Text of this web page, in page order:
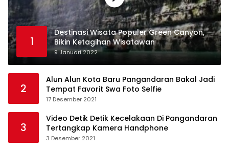
1
Destinasi Wisata Populer Green Canyon,
Bikin Ketagihan Wisatawan
9 Januari 2022
2
Alun Alun Kota Baru Pangandaran Bakal Jadi
Tempat Favorit Swa Foto Selfie
17 Desember 2021
3
Video Detik Detik Kecelakaan Di Pangandaran
Tertangkap Kamera Handphone
3 Desember 2021